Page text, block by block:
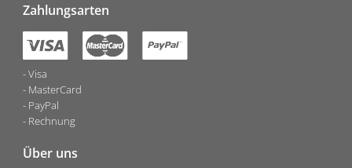
Zahlungsarten
Visa
MasterCard
PayPal
Rechnung
Über uns